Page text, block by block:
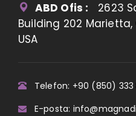
ABD Ofis : 2623
Building 202
USA
Telefon: +90 (850) 333
E-posta: